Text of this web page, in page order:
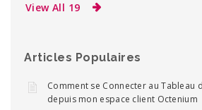
View All 19
Articles Populaires
Comment se Connecter au Tableau
depuis mon espace client Octenium